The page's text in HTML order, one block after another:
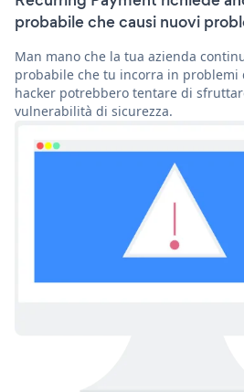
probabile che causi nuovi
Man mano che la tua azienda
probabile che tu incorra in problemi
hacker potrebbero tentare di
vulnerabilità di sicurezza.